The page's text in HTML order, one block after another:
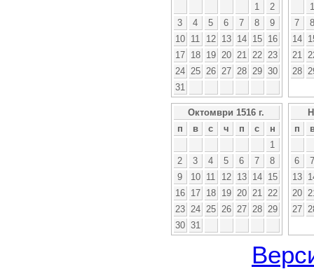
1
2
3
4 5 6 7 8
9
10
11 12 13 14 15
16
17
18 19 20 21 22
23
24
25 26 27 28 29 30
31
1
7
8
14
21
28
Октомври 1516 г.
п
в с ч п с
н
1
2
3 4 5 6 7
8
9
10 11 12 13 14
15
16
17 18 19 20 21
22
23
24 25 26 27 28
29
30 31
п
6
7
13
20
27